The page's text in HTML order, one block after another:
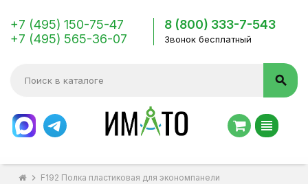
+7 (495) 150-75-47
+7 (495) 565-36-07
8 (800) 333-7-543
Звонок бесплатный
search
view_headline
chevron_right F192 Полка пластиковая для экономпанели